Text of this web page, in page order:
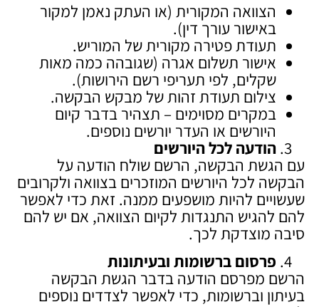
הצוואה המקורית (או העתק נאמן למקור
באישור עורך דין).
תעודת פטירה מקורית של המוריש.
אישור תשלום אגרה (שגובהה כמה מאות
שקלים, לפי תעריפי רשם הירושות).
צילום תעודת זהות של מבקש הבקשה.
במקרים מסוימים – תצהיר בדבר קיום
היורשים או העדר יורשים נוספים.
הודעה לכל היורשים
עם הגשת הבקשה, הרשם שולח הודעה על
הבקשה לכל היורשים המוזכרים בצוואה ולקרובים
שעשויים להיות מושפעים ממנה. זאת כדי לאפשר
להם להגיש התנגדות לקיום הצוואה, אם יש להם
סיבה מוצדקת לכך.
פרסום ברשומות ובעיתונות
הרשם מפרסם הודעה בדבר הגשת הבקשה
בעיתון וברשומות, כדי לאפשר לצדדים נוספים